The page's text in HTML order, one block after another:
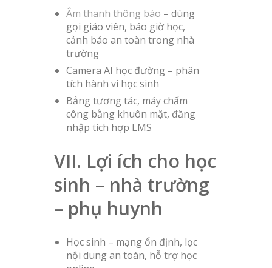
Âm thanh thông báo – dùng
gọi giáo viên, báo giờ học,
cảnh báo an toàn trong nhà
trường
Camera AI học đường – phân
tích hành vi học sinh
Bảng tương tác, máy chấm
công bằng khuôn mặt, đăng
nhập tích hợp LMS
VII. Lợi ích cho học
sinh – nhà trường
– phụ huynh
Học sinh – mạng ổn định, lọc
nội dung an toàn, hỗ trợ học